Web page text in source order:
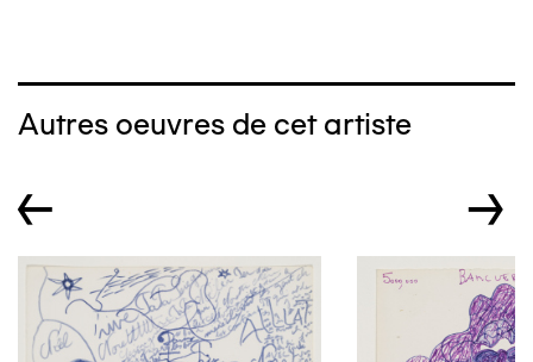
Autres oeuvres de cet artiste
← →